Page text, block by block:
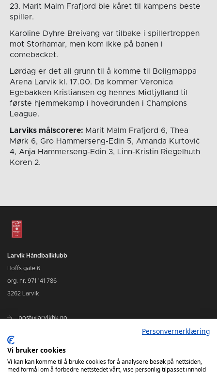
23. Marit Malm Frafjord ble kåret til kampens beste
spiller.
Karoline Dyhre Breivang var tilbake i spillertroppen
mot Storhamar, men kom ikke på banen i
comebacket.
Lørdag er det all grunn til å komme til Boligmappa
Arena Larvik kl. 17.00. Da kommer Veronica
Egebakken Kristiansen og hennes Midtjylland til
første hjemmekamp i hovedrunden i Champions
League.
Larviks målscorere: Marit Malm Frafjord 6, Thea
Mørk 6, Gro Hammerseng-Edin 5, Amanda Kurtović
4, Anja Hammerseng-Edin 3, Linn-Kristin Riegelhuth
Koren 2.
Larvik Håndballklubb
Hoffs gate 6
org. nr. 971 141 786
3262 Larvik
post@larvikhk.no
Personvernerklæring
Vi bruker cookies
Vi kan kan komme til å bruke cookies for å analysere besøk på nettsiden,
med formål om å forbedre nettstedet vårt, vise personlig tilpasset innhold